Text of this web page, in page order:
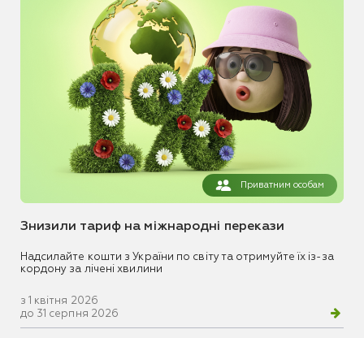
Приватним особам
Знизили тариф на міжнародні перекази
Надсилайте кошти з України по світу та отримуйте їх із-за
кордону за лічені хвилини
з 1 квітня 2026
до 31 серпня 2026